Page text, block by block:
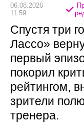
06.08.2026
11:59
Спустя три
Лассо»
первый
покорил
рейтингом,
зрители
тренера.